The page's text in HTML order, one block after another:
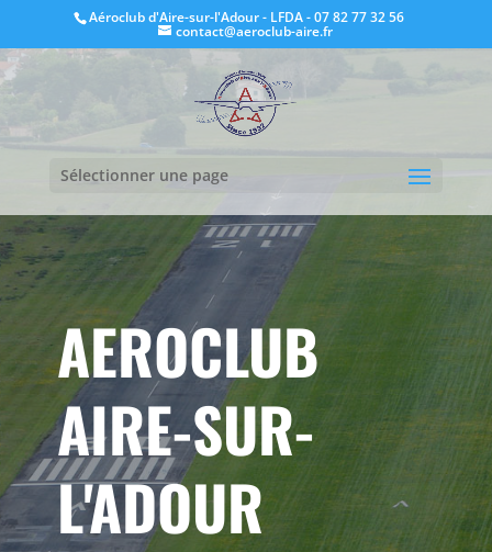
Aéroclub d'Aire-sur-l'Adour - LFDA - 07 82 77 32 56
contact@aeroclub-aire.fr
Sélectionner une page
AEROCLUB
AIRE-SUR-
L'ADOUR